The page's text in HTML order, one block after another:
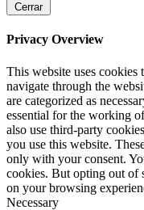
Cerrar
Privacy Overview
This website uses
navigate through the
are categorized as
essential for the working
also use third-party
you use this website.
only with your consent.
cookies. But opting out of
on your browsing
Necessary